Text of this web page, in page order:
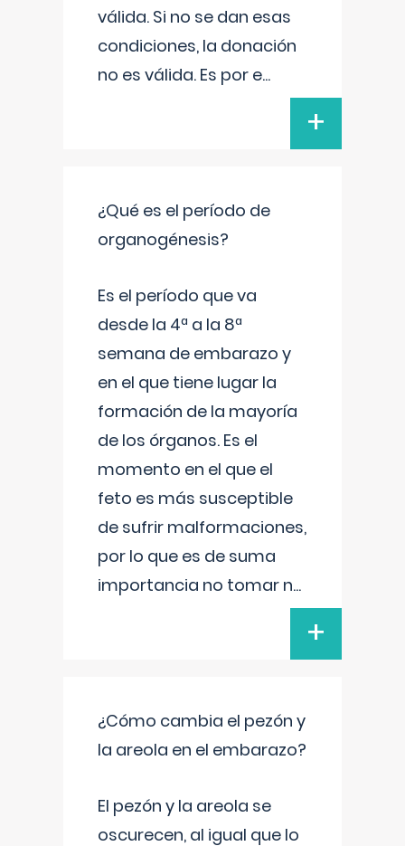
válida. Si no se dan esas
condiciones, la donación
no es válida. Es por e...
+
¿Qué es el período de
organogénesis?
Es el período que va
desde la 4ª a la 8ª
semana de embarazo y
en el que tiene lugar la
formación de la mayoría
de los órganos. Es el
momento en el que el
feto es más susceptible
de sufrir malformaciones,
por lo que es de suma
importancia no tomar n...
+
¿Cómo cambia el pezón y
la areola en el embarazo?
El pezón y la areola se
oscurecen, al igual que lo